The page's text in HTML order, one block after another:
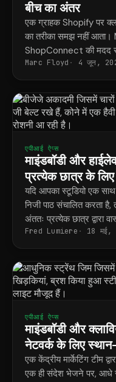
बीच का अंतर
एक ग्राहक Shopify पर
का तरीका समझ नहीं
ShopConnect की मदद
मिल जाता है।
Marc Floyd 4 जून,
एपीआई ऐप्स
माइंडबॉडी और
प्रत्येक छात्र के
यदि आपका स्टूडियो एक
निजी पाठ संचालित करता है,
अंततः प्रत्येक छात्र द्वारा
खाते हैं।
Fred Lumiere 18 मई,
एपीआई ऐप्स
माइंडबॉडी और
नेटवर्क के लिए
एक केंद्रीय मार्केटिंग टीम
एक ही संदेश भेजने पर, आधे